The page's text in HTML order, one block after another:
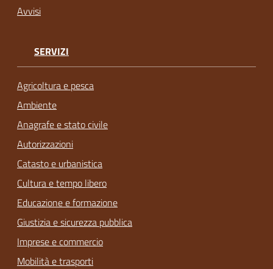
Avvisi
SERVIZI
Agricoltura e pesca
Ambiente
Anagrafe e stato civile
Autorizzazioni
Catasto e urbanistica
Cultura e tempo libero
Educazione e formazione
Giustizia e sicurezza pubblica
Imprese e commercio
Mobilità e trasporti